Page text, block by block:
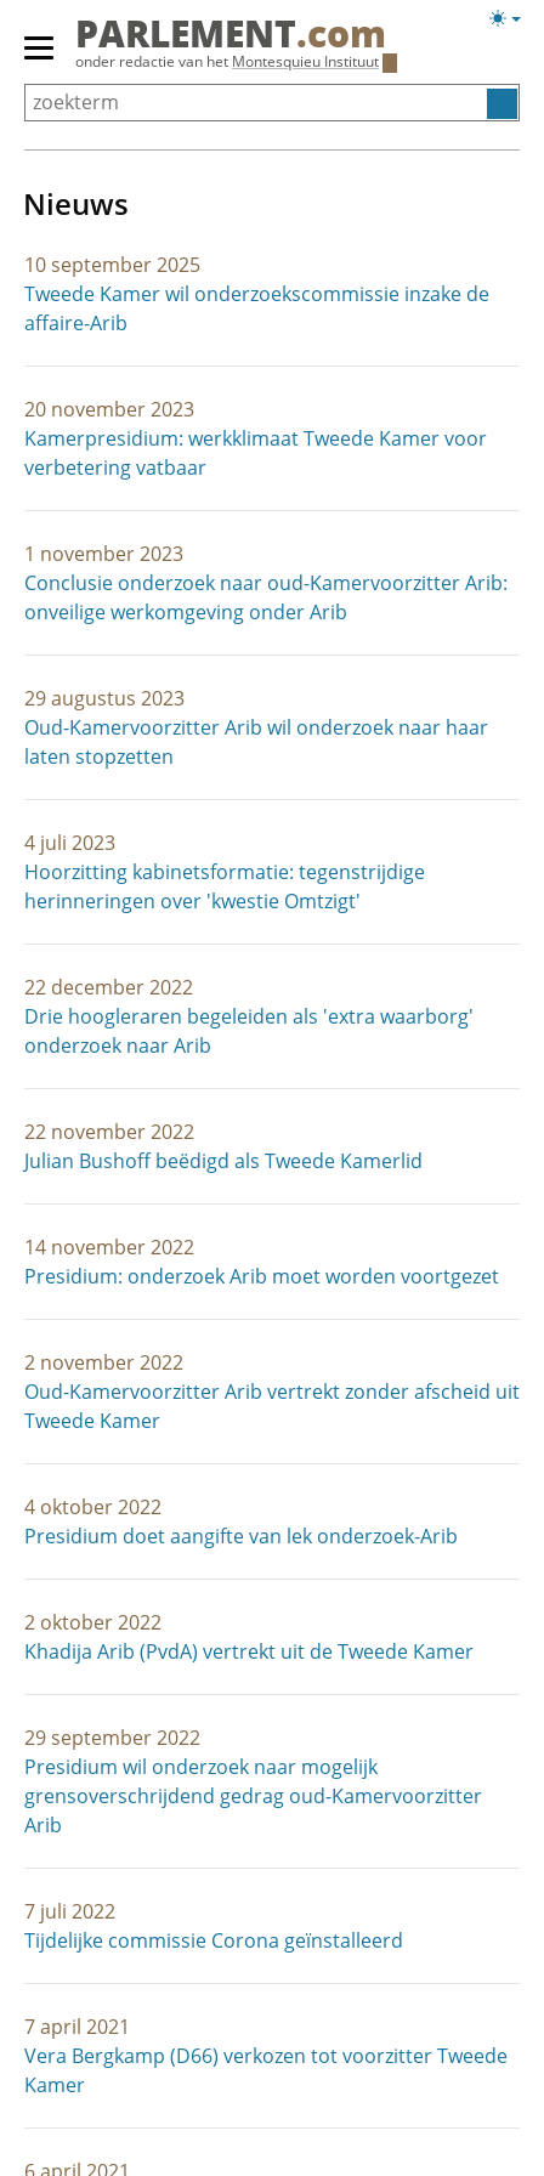
Overslaan
Primair
menu
tonen/verbergen
PARLEMENT.com
onder redactie van het Montesquieu Instituut
Nieuws
10 september 2025
Tweede Kamer wil onderzoekscommissie inzake de
affaire-Arib
20 november 2023
Kamerpresidium: werkklimaat Tweede Kamer voor
verbetering vatbaar
1 november 2023
Conclusie onderzoek naar oud-Kamervoorzitter Arib:
onveilige werkomgeving onder Arib
29 augustus 2023
Oud-Kamervoorzitter Arib wil onderzoek naar haar
laten stopzetten
4 juli 2023
Hoorzitting kabinetsformatie: tegenstrijdige
herinneringen over 'kwestie Omtzigt'
22 december 2022
Drie hoogleraren begeleiden als 'extra waarborg'
onderzoek naar Arib
22 november 2022
Julian Bushoff beëdigd als Tweede Kamerlid
14 november 2022
Presidium: onderzoek Arib moet worden voortgezet
2 november 2022
Oud-Kamervoorzitter Arib vertrekt zonder afscheid uit
Tweede Kamer
4 oktober 2022
Presidium doet aangifte van lek onderzoek-Arib
2 oktober 2022
Khadija Arib (PvdA) vertrekt uit de Tweede Kamer
29 september 2022
Presidium wil onderzoek naar mogelijk
grensoverschrijdend gedrag oud-Kamervoorzitter
Arib
7 juli 2022
Tijdelijke commissie Corona geïnstalleerd
7 april 2021
Vera Bergkamp (D66) verkozen tot voorzitter Tweede
Kamer